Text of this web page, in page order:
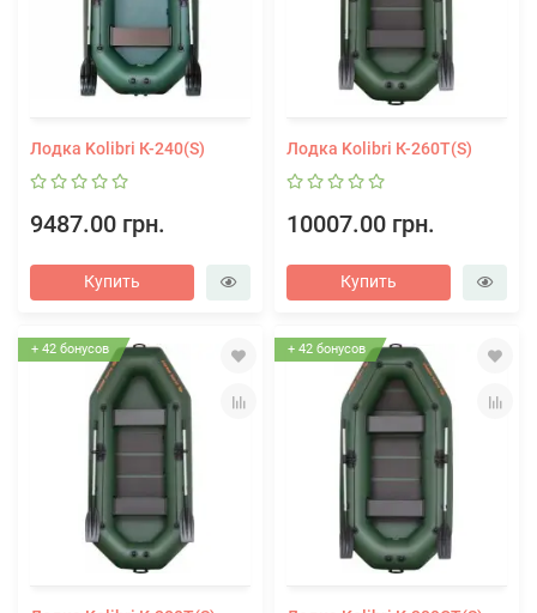
Лодка Kolibri К-240(S)
9487.00 грн.
Купить
Лодка Kolibri К-260T(S)
10007.00 грн.
Купить
+ 42 бонусов + 42 бонусов